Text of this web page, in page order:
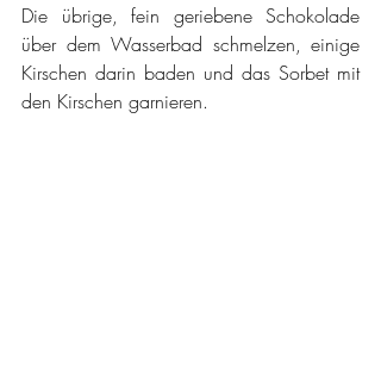
Die übrige, fein geriebene Schokolade
über dem Wasserbad schmelzen, einige
Kirschen darin baden und das Sorbet mit
den Kirschen garnieren.